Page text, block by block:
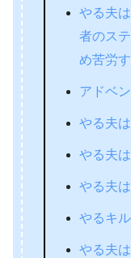
やる夫
者のス
め苦労
アドベ
やる夫
やる夫
やる夫
やるキル
やる夫